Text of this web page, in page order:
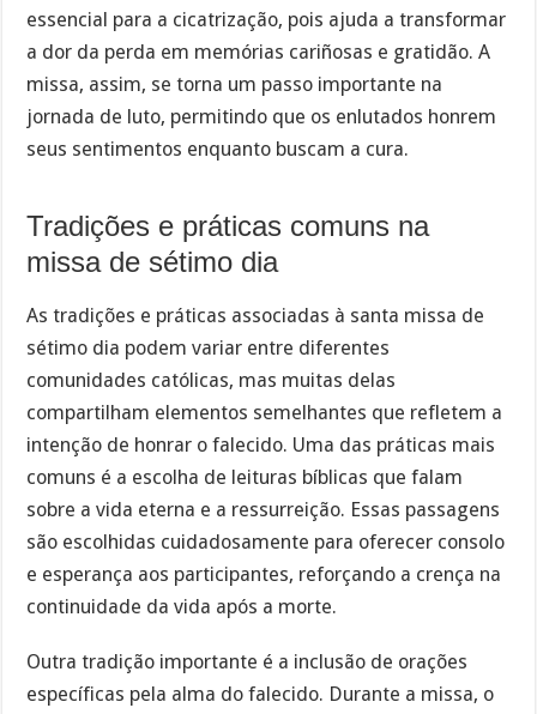
essencial para a cicatrização, pois ajuda a transformar
a dor da perda em memórias cariñosas e gratidão. A
missa, assim, se torna um passo importante na
jornada de luto, permitindo que os enlutados honrem
seus sentimentos enquanto buscam a cura.
Tradições e práticas comuns na
missa de sétimo dia
As tradições e práticas associadas à santa missa de
sétimo dia podem variar entre diferentes
comunidades católicas, mas muitas delas
compartilham elementos semelhantes que refletem a
intenção de honrar o falecido. Uma das práticas mais
comuns é a escolha de leituras bíblicas que falam
sobre a vida eterna e a ressurreição. Essas passagens
são escolhidas cuidadosamente para oferecer consolo
e esperança aos participantes, reforçando a crença na
continuidade da vida após a morte.
Outra tradição importante é a inclusão de orações
específicas pela alma do falecido. Durante a missa, o